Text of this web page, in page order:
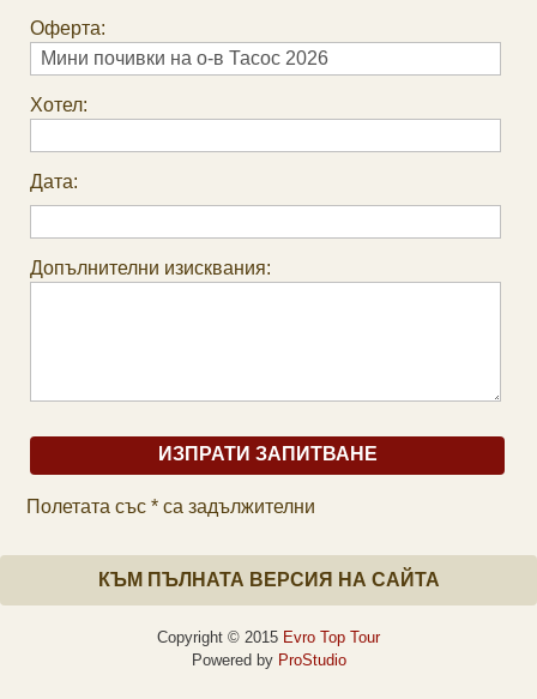
Оферта:
Хотел:
Дата:
Допълнителни изисквания:
Полетата със * са задължителни
КЪМ ПЪЛНАТА ВЕРСИЯ НА САЙТА
Copyright © 2015 Evro Top Tour
Powered by ProStudio